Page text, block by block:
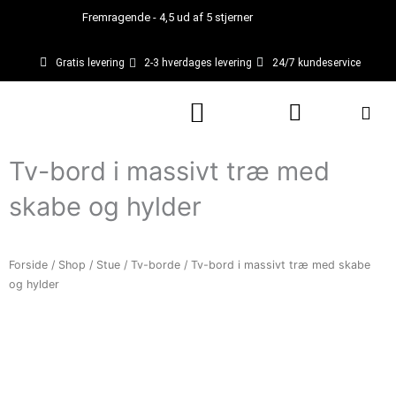
Fremragende - 4,5 ud af 5 stjerner
Gratis levering 2-3 hverdages levering 24/7 kundeservice
Kurv
Tv-bord i massivt træ med
skabe og hylder
Forside / Shop / Stue / Tv-borde / Tv-bord i massivt træ med skabe
og hylder